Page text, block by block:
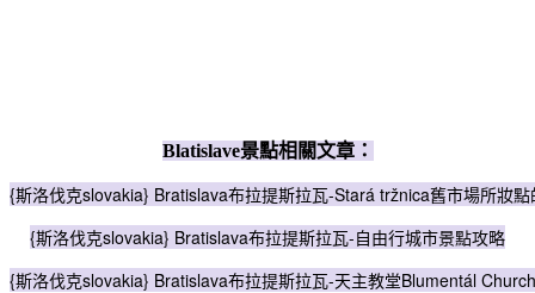
Blatislave景點相關文章：
{斯洛伐克slovakia} Bratislava布拉提斯拉瓦-Stará tržnica舊市場所妝
{斯洛伐克slovakia} Bratislava布拉提斯拉瓦-自由行城市景點攻略
{斯洛伐克slovakia} Bratislava布拉提斯拉瓦-天主教堂Blumentál Church